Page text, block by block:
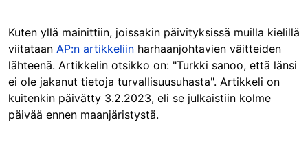
Kuten yllä mainittiin, joissakin päivityksissä muilla kielillä
viitataan AP:n artikkeliin harhaanjohtavien väitteiden
lähteenä. Artikkelin otsikko on: "Turkki sanoo, että länsi
ei ole jakanut tietoja turvallisuusuhasta". Artikkeli on
kuitenkin päivätty 3.2.2023, eli se julkaistiin kolme
päivää ennen maanjäristystä.